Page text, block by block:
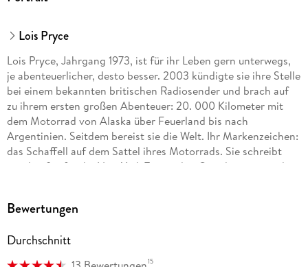
Lois Pryce
Lois Pryce, Jahrgang 1973, ist für ihr Leben gern unterwegs,
je abenteuerlicher, desto besser. 2003 kündigte sie ihre Stelle
bei einem bekannten britischen Radiosender und brach auf
zu ihrem ersten großen Abenteuer: 20. 000 Kilometer mit
dem Motorrad von Alaska über Feuerland bis nach
Argentinien. Seitdem bereist sie die Welt. Ihr Markenzeichen:
das Schaffell auf dem Sattel ihres Motorrads. Sie schreibt
regelmäßig für die New York Times, den Guardian u. a. und
Frachtkahn. Die britische Zeitung The Telegraph zeichnete sie
Zeit.
Bewertungen
Durchschnitt
15